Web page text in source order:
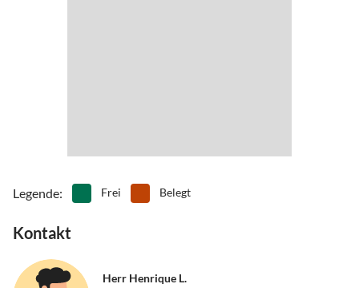
Legende: Frei Belegt
Kontakt
Herr Henrique L.